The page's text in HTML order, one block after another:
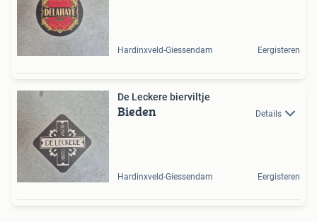
Hardinxveld-Giessendam Eergisteren
De Leckere bierviltje
Bieden Details
Hardinxveld-Giessendam Eergisteren